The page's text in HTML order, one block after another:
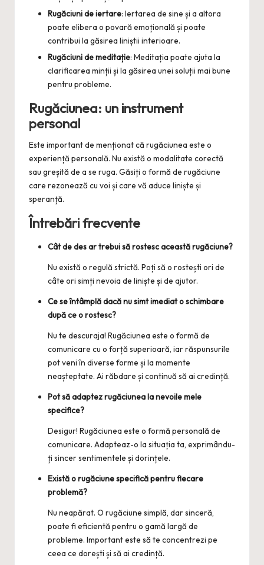
Rugăciuni de iertare: Iertarea de sine și a altora
poate elibera o povară emoțională și poate
contribui la găsirea liniștii interioare.
Rugăciuni de meditație: Meditația poate ajuta la
clarificarea minții și la găsirea unei soluții mai bune
pentru probleme.
Rugăciunea: un instrument
personal
Este important de menționat că rugăciunea este o
experiență personală. Nu există o modalitate corectă
sau greșită de a se ruga. Găsiți o formă de rugăciune
care rezonează cu voi și care vă aduce liniște și
speranță.
Întrebări frecvente
Cât de des ar trebui să rostesc această rugăciune?
Nu există o regulă strictă. Poți să o rostești ori de
câte ori simți nevoia de liniște și de ajutor.
Ce se întâmplă dacă nu simt imediat o schimbare
după ce o rostesc?
Nu te descuraja! Rugăciunea este o formă de
comunicare cu o forță superioară, iar răspunsurile
pot veni în diverse forme și la momente
neașteptate. Ai răbdare și continuă să ai credință.
Pot să adaptez rugăciunea la nevoile mele
specifice?
Desigur! Rugăciunea este o formă personală de
comunicare. Adapteaz-o la situația ta, exprimându-
ți sincer sentimentele și dorințele.
Există o rugăciune specifică pentru fiecare
problemă?
Nu neapărat. O rugăciune simplă, dar sinceră,
poate fi eficientă pentru o gamă largă de
probleme. Important este să te concentrezi pe
ceea ce dorești și să ai credință.